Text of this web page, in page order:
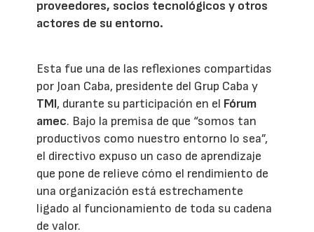
proveedores, socios tecnológicos y otros
actores de su entorno.
Esta fue una de las reflexiones compartidas
por Joan Caba, presidente del Grup Caba y
TMI, durante su participación en el Fórum
amec. Bajo la premisa de que “somos tan
productivos como nuestro entorno lo sea”,
el directivo expuso un caso de aprendizaje
que pone de relieve cómo el rendimiento de
una organización está estrechamente
ligado al funcionamiento de toda su cadena
de valor.